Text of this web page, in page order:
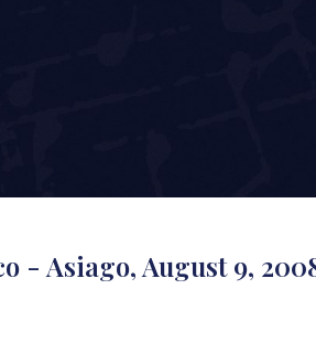
- Asiago, August 9,